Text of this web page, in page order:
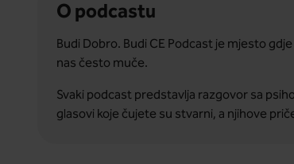
O podcastu
Budi Dobro. Budi CE Podcast je mjesto
nas često muče.
Svaki podcast predstavlja razgovor sa
glasovi koje čujete su stvarni, a njihove